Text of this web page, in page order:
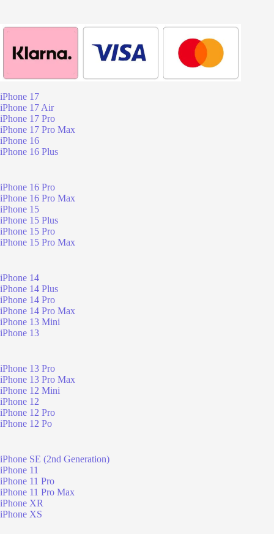
iPhone 17
iPhone 17 Air
iPhone 17 Pro
iPhone 17 Pro Max
iPhone 16
iPhone 16 Plus
iPhone 16 Pro
iPhone 16 Pro Max
iPhone 15
iPhone 15 Plus
iPhone 15 Pro
iPhone 15 Pro Max
iPhone 14
iPhone 14 Plus
iPhone 14 Pro
iPhone 14 Pro Max
iPhone 13 Mini
iPhone 13
iPhone 13 Pro
iPhone 13 Pro Max
iPhone 12 Mini
iPhone 12
iPhone 12 Pro
iPhone 12 Po
iPhone SE (2nd Generation)
iPhone 11
iPhone 11 Pro
iPhone 11 Pro Max
iPhone XR
iPhone XS